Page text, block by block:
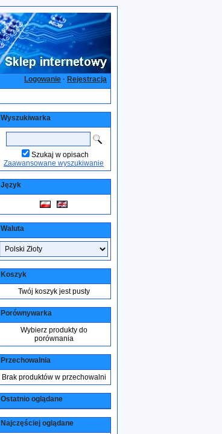
Logowanie · Rejestracja
Wyszukiwarka
Szukaj w opisach
Zaawansowane wyszukiwanie
Język
Waluta
Koszyk
Twój koszyk jest pusty
Porównywarka
Wybierz produkty do
porównania
Przechowalnia
Brak produktów w przechowalni
Ostatnio oglądane
Najczęściej oglądane